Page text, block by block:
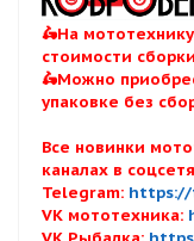
🛵На
стоимости сборки
🛵Можно
упаковке без
Все новинки
каналах в
Telegram: https://
VK мототехника: